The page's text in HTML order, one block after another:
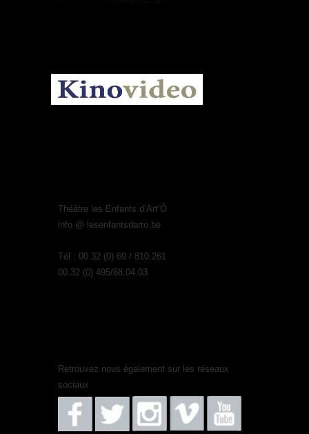
Théâtre les Enfants d’Art’Ô
info @ lesenfantsdarto.be
Tél : 00.32 (0) 69 / 810.261
00.32 (0) 495/68.04.03
Retrouvez nous également sur les réseaux
sociaux